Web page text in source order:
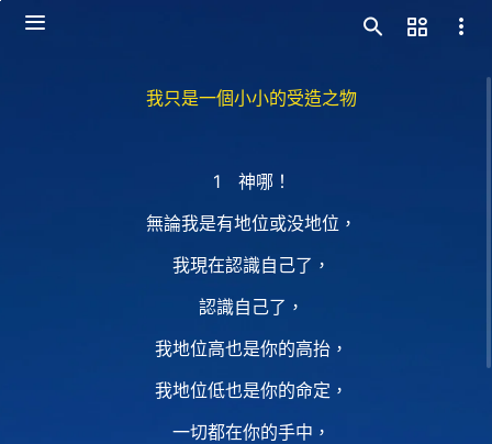
我只是一個小小的受造之物
1 神哪！
無論我是有地位或没地位，
我現在認識自己了，
認識自己了，
我地位高也是你的高抬，
我地位低也是你的命定，
一切都在你的手中，